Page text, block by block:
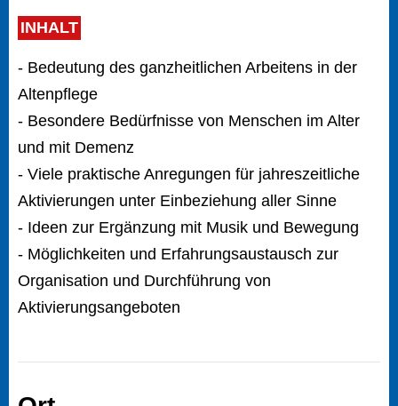
INHALT
- Bedeutung des ganzheitlichen Arbeitens in der
Altenpflege
- Besondere Bedürfnisse von Menschen im Alter
und mit Demenz
- Viele praktische Anregungen für jahreszeitliche
Aktivierungen unter Einbeziehung aller Sinne
- Ideen zur Ergänzung mit Musik und Bewegung
- Möglichkeiten und Erfahrungsaustausch zur
Organisation und Durchführung von
Aktivierungsangeboten